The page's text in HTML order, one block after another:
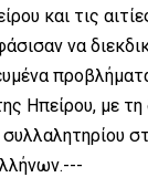
και τις
να
Ηπείρου, με